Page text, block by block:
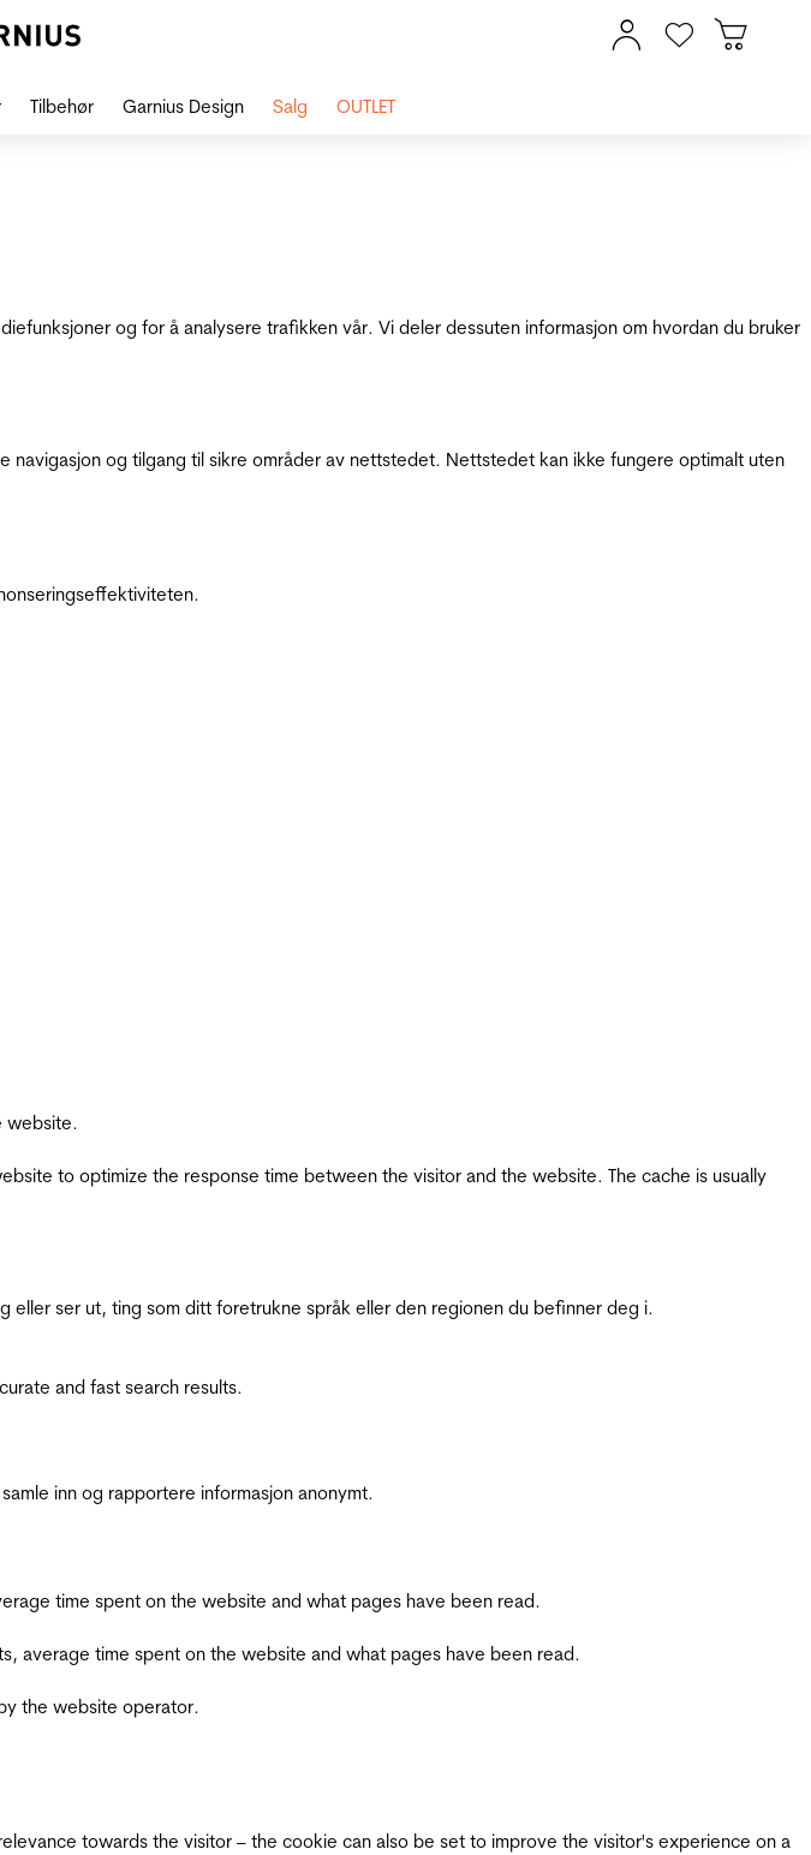
og for å analysere trafikken vår. Vi deler dessuten informasjon om hvordan du bruker
og tilgang til sikre områder av nettstedet. Nettstedet kan ikke fungere optimalt uten
website.
to optimize the response time between the visitor and the website. The cache is usually
ser ut, ting som ditt foretrukne språk eller den regionen du befinner deg i.
and fast search results.
inn og rapportere informasjon anonymt.
time spent on the website and what pages have been read.
average time spent on the website and what pages have been read.
the website operator.
towards the visitor – the cookie can also be set to improve the visitor's experience on a
Tilbehør Garnius Design Salg OUTLET